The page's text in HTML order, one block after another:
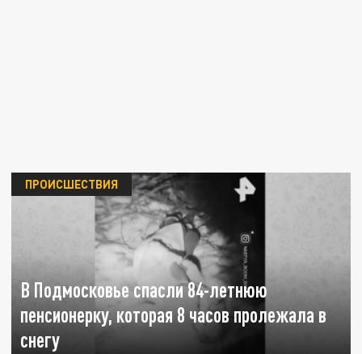
В Подмосковье спасли 84-летнюю
пенсионерку, которая 8 часов пролежала в
снегу
ПРОИСШЕСТВИЯ